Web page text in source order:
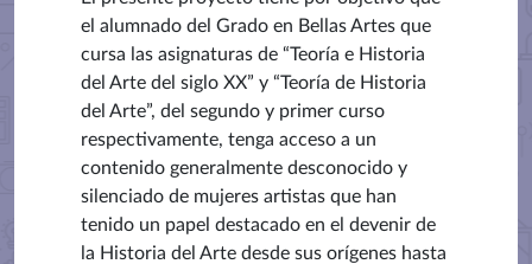
el alumnado del Grado en Bellas Artes que
cursa las asignaturas de “Teoría e Historia
del Arte del siglo XX” y “Teoría de Historia
del Arte”, del segundo y primer curso
respectivamente, tenga acceso a un
contenido generalmente desconocido y
silenciado de mujeres artistas que han
tenido un papel destacado en el devenir de
la Historia del Arte desde sus orígenes hasta